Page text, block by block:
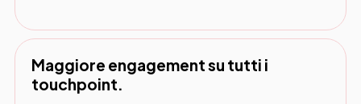
Maggiore engagement su tutti i
touchpoint.